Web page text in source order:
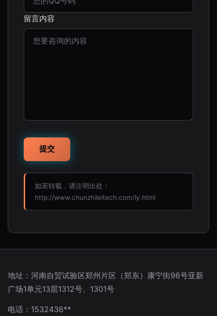
留言内容
如若转载，请注明出处：
http://www.chunzhileitech.com/ly.html
地址：河南自贸试验区郑州片区（郑东）康宁街96号亚新
广场1单元13层1312号、1301号
电话：1532436**